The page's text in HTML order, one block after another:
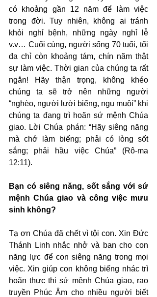
có khoảng gần 12 năm để làm việc
trong đời. Tuy nhiên, không ai tránh
khỏi nghỉ bệnh, những ngày nghỉ lễ
v.v… Cuối cùng, người sống 70 tuổi, tối
đa chỉ còn khoảng tám, chín năm thật
sự làm việc. Thời gian của chúng ta rất
ngắn! Hãy thận trọng, không khéo
chúng ta sẽ trở nên những người
“nghèo, người lười biếng, ngu muội” khi
chúng ta đang trì hoãn sứ mệnh Chúa
giao. Lời Chúa phán: “Hãy siêng năng
mà chớ làm biếng; phải có lòng sốt
sắng; phải hầu việc Chúa” (Rô-ma
12:11).
Bạn có siêng năng, sốt sắng với sứ
mệnh Chúa giao và công việc mưu
sinh không?
Tạ ơn Chúa đã chết vì tội con. Xin Đức
Thánh Linh nhắc nhở và ban cho con
năng lực để con siêng năng trong mọi
việc. Xin giúp con không biếng nhác trì
hoãn thực thi sứ mệnh Chúa giao, rao
truyền Phúc Âm cho nhiều người biết